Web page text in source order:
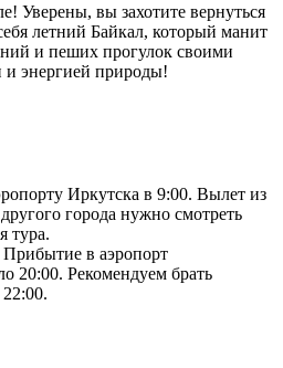
Уверены, вы захотите вернуться
летний Байкал, который манит
и пеших прогулок своими
энергией природы!
Иркутска в 9:00. Вылет из
города нужно смотреть
тура.
в аэропорт
20:00. Рекомендуем брать